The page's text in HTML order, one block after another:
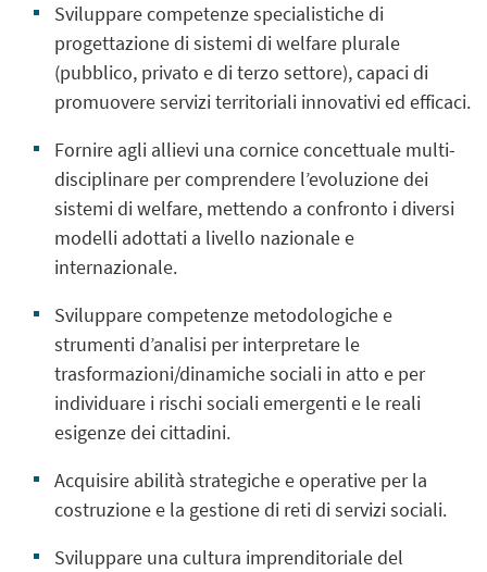
Sviluppare competenze specialistiche di
progettazione di sistemi di welfare plurale
(pubblico, privato e di terzo settore), capaci di
promuovere servizi territoriali innovativi ed efficaci.
Fornire agli allievi una cornice concettuale multi-
disciplinare per comprendere l’evoluzione dei
sistemi di welfare, mettendo a confronto i diversi
modelli adottati a livello nazionale e
internazionale.
Sviluppare competenze metodologiche e
strumenti d’analisi per interpretare le
trasformazioni/dinamiche sociali in atto e per
individuare i rischi sociali emergenti e le reali
esigenze dei cittadini.
Acquisire abilità strategiche e operative per la
costruzione e la gestione di reti di servizi sociali.
Sviluppare una cultura imprenditoriale del